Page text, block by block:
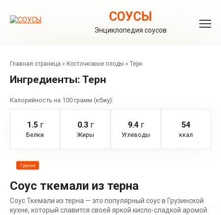
контенту
СОУСЫ
Энциклопедия соусов
Главная страница » Косточковые плоды » Терн
Ингредиенты: Терн
Калорийность на 100 грамм (кбжу):
1.5г
Белки
0.3г
Жиры
9.4г
Углеводы
54
ккал
Грузия
Соус ткемали из терна
Соус Ткемали из терна — это популярный соус в Грузинской
кухне, который славится своей яркой кисло-сладкой аромой